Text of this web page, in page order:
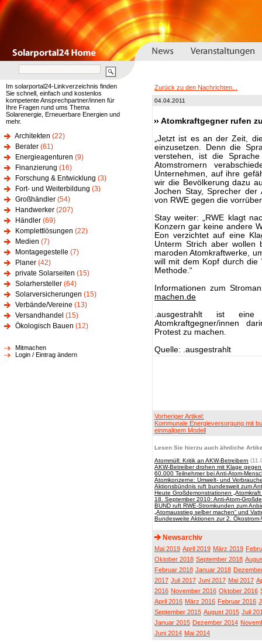
Im solarportal24-Linkverzeichnis finden
Sie schnell, einfach und kostenlos
kompetente Ansprechpartner/innen für
Ihre Fragen rund ums Thema
Solarenergie, Erneuerbare Energien und
mehr.
Architekten (22)
Berater (61)
Energieagenturen (9)
Finanzierung (16)
Forschung & Entwicklung (3)
Fort- und Weiterbildung (3)
Großhändler (54)
Handwerker (207)
Händler (69)
Komplettlösungen (22)
Medien (7)
Montagegestelle (7)
Planer (42)
private Solarseiten (15)
Solarhersteller (64)
Solarversicherungen (15)
Verbände/Vereine (13)
Versandhandel (15)
Ökologisch Bauen (12)
Mitmachen
Login / Eintrag ändern
Zurück zu den Nachrichten...
04.04.2011
Atomkraftgegner rufen
„Jetzt ist es an der Zeit,
einzusetzen. Denn die
verstehen, ist die
Atomstromern
Unternehmen, auf ihre
wir die Bevölkerung dazu
Jochen Stay, Sprecher der
von RWE gegen die
Stay weiter: „RWE klagt
Konzern gar keine andere
Eon verzichtet auf eine
Unterm Strich aber wollen
maroden Atomkraftwerke,
will mit dem Kopf durch die
Methode.“
Informationen zum
machen.de
.ausgestrahlt ist eine
Atomkraftgegner/innen
Protest zu machen.
Quelle: .ausgestrahlt
Vorheriger Artikel:
Kommunale Energieversorgung mit
einmaligem Modell
Lesen Sie hierzu auch ähnliche
Atommüll: Kritik an AKW-Betreibern
AKW-Betreiber drohen mit Klage
60.000 Teilnehmer bei Anti-Atom-
Atomkonzerne: Umwelt- und
Aktionsbündnis ruft bundesweit zum
Heute Großdemonstrationen
18. September 2010: Anti-Atom-
BUND ruft RWE-Stromkunden zum
„Atomausstieg selber machen“ und
Bundesweite Aktionen zur 2.
Newsarchiv
Mai 2019 April 2019 März 2019
Oktober 2018 September 2018
Februar 2018 Januar 2018
2017 Juli 2017 Juni 2017 Mai 2017
2016 November 2016 Oktober 2016
April 2016 März 2016 Februar 2016
September 2015 August 2015 Juli
Januar 2015 Dezember 2014
Juni 2014 Mai 2014